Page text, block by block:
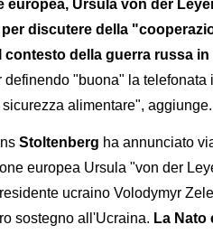
Ursula von der
discutere della
contesto della guerra russa
"buona" la telefonata
alimentare", aggiunge.
Stoltenberg ha annunciato
europea Ursula "von der
ucraino Volodymyr
sostegno all'Ucraina. La Nato